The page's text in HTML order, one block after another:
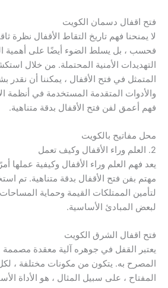
فتح اقفال دسمان الكويت
لا يمنحنا فهم تاريخ التقاط الأقفال نظرة
فحسب ، بل يسلط الضوء أيضًا على أهمية
التهديدات الأمنية المحتملة. من خلال
المتمثل في فتح الأقفال ، يمكننا أن نقدر
والأدوات المتقدمة المستخدمة في أنظمة
فهم أعمق لفن فتح الأقفال بدقة متناهية.
محل مفاتيح بالكويت
2. العلم وراء الأقفال وكيف تعمل
يعد فهم العلم وراء الأقفال وكيفية
مهتم بفن فتح الأقفال بدقة متناهية. تم
لتأمين الممتلكات القيمة وحماية
لبعض المبادئ الأساسية.
فتح اقفال الشرق الكويت
يعتبر القفل في جوهره آلية معقدة مصممة
المصرح به. يتكون من مكونات مختلفة ،
المفتاح ، على سبيل المثال ، هو الأداة